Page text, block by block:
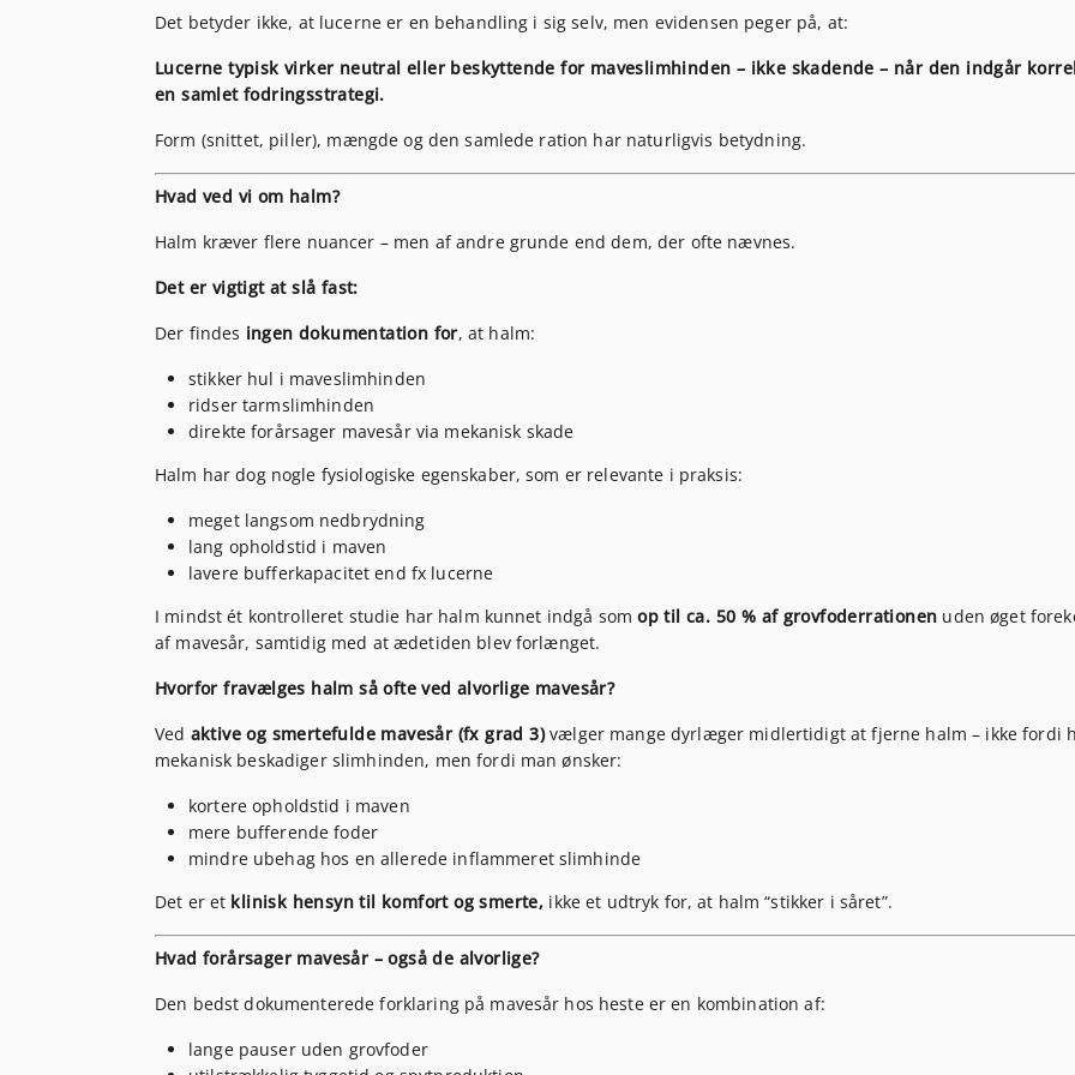
Det betyder ikke, at lucerne er en behandling i sig selv, men evidensen peger på, at:
Lucerne typisk virker neutral eller beskyttende for maveslimhinden – ikke skadende – når den indgår
en samlet fodringsstrategi.
Form (snittet, piller), mængde og den samlede ration har naturligvis betydning.
Hvad ved vi om halm?
Halm kræver flere nuancer – men af andre grunde end dem, der ofte nævnes.
Det er vigtigt at slå fast:
Der findes ingen dokumentation for, at halm:
stikker hul i maveslimhinden
ridser tarmslimhinden
direkte forårsager mavesår via mekanisk skade
Halm har dog nogle fysiologiske egenskaber, som er relevante i praksis:
meget langsom nedbrydning
lang opholdstid i maven
lavere bufferkapacitet end fx lucerne
I mindst ét kontrolleret studie har halm kunnet indgå somop til ca. 50 % af grovfoderrationen uden øget
af mavesår, samtidig med at ædetiden blev forlænget.
Hvorfor fravælges halm så ofte ved alvorlige mavesår?
Ved aktive og smertefulde mavesår (fx grad 3)vælger mange dyrlæger midlertidigt at fjerne halm – ikke fordi
mekanisk beskadiger slimhinden, men fordi man ønsker:
kortere opholdstid i maven
mere bufferende foder
mindre ubehag hos en allerede inflammeret slimhinde
Det er et klinisk hensyn til komfort og smerte, ikke et udtryk for, at halm “stikker i såret”.
Hvad forårsager mavesår – også de alvorlige?
Den bedst dokumenterede forklaring på mavesår hos heste er en kombination af:
lange pauser uden grovfoder